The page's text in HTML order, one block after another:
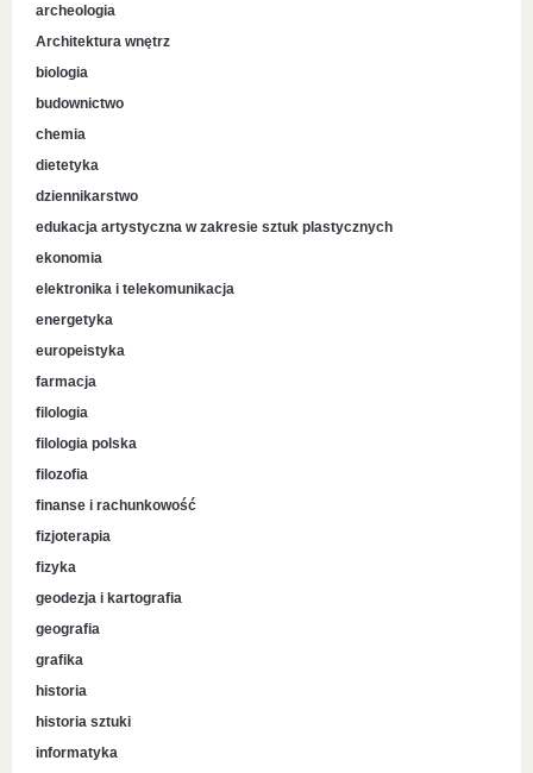
archeologia
Architektura wnętrz
biologia
budownictwo
chemia
dietetyka
dziennikarstwo
edukacja artystyczna w zakresie sztuk plastycznych
ekonomia
elektronika i telekomunikacja
energetyka
europeistyka
farmacja
filologia
filologia polska
filozofia
finanse i rachunkowość
fizjoterapia
fizyka
geodezja i kartografia
geografia
grafika
historia
historia sztuki
informatyka